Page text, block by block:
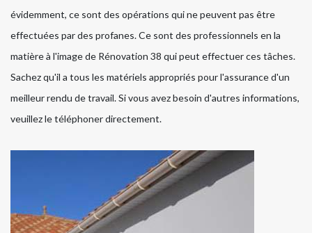
évidemment, ce sont des opérations qui ne peuvent pas être
effectuées par des profanes. Ce sont des professionnels en la
matière à l'image de Rénovation 38 qui peut effectuer ces tâches.
Sachez qu'il a tous les matériels appropriés pour l'assurance d'un
meilleur rendu de travail. Si vous avez besoin d'autres informations,
veuillez le téléphoner directement.